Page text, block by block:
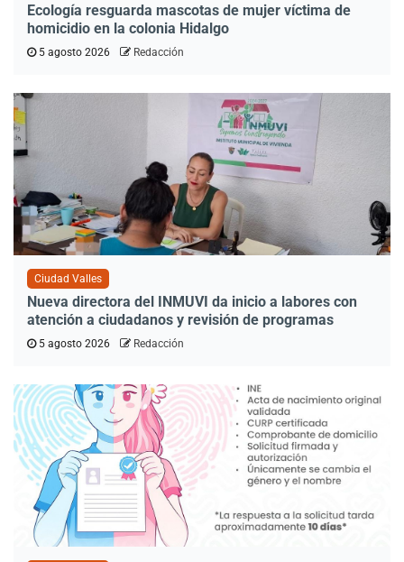
Ecología resguarda mascotas de mujer víctima de
homicidio en la colonia Hidalgo
5 agosto 2026 Redacción
Ciudad Valles
Nueva directora del INMUVI da inicio a labores con
atención a ciudadanos y revisión de programas
5 agosto 2026 Redacción